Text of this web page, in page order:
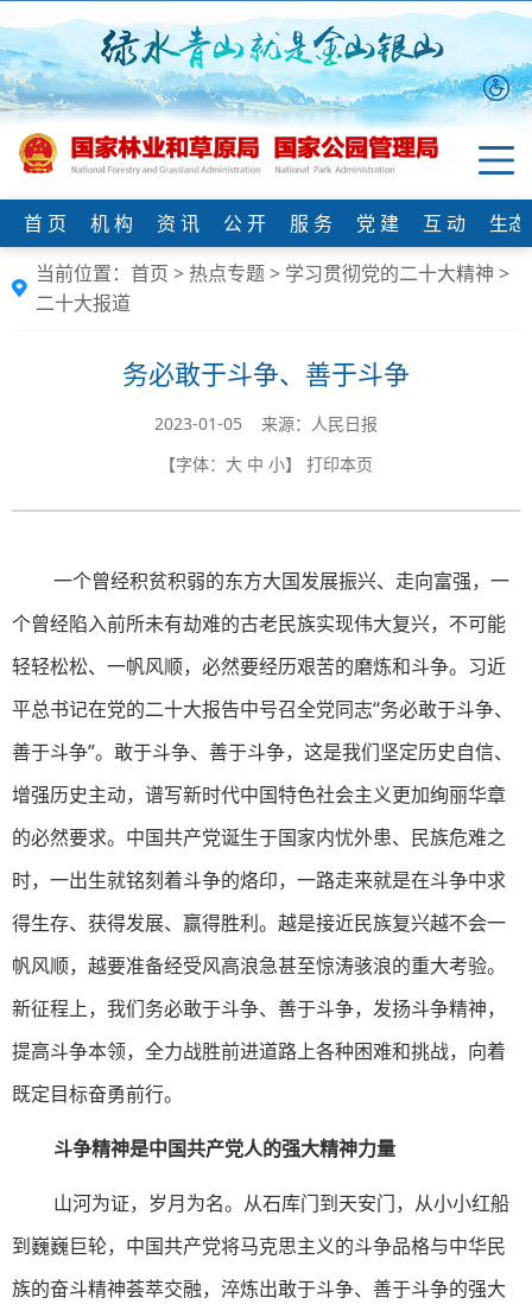
首 页 机 构 资 讯 公 开 服 务 党 建 互 动
生
当前位置： 首页 > 热点专题> 学习贯彻党的二十大精神 >
二十大报道
务必敢于斗争、善于斗争
2023-01-05 来源：人民日报
【字体： 大 中 小】 打印本页
一个曾经积贫积弱的东方大国发展振兴、走向富强，一
个曾经陷入前所未有劫难的古老民族实现伟大复兴，不可能
轻轻松松、一帆风顺，必然要经历艰苦的磨炼和斗争。习近
平总书记在党的二十大报告中号召全党同志“务必敢于斗争、
善于斗争”。敢于斗争、善于斗争，这是我们坚定历史自信、
增强历史主动，谱写新时代中国特色社会主义更加绚丽华章
的必然要求。中国共产党诞生于国家内忧外患、民族危难之
时，一出生就铭刻着斗争的烙印，一路走来就是在斗争中求
得生存、获得发展、赢得胜利。越是接近民族复兴越不会一
帆风顺，越要准备经受风高浪急甚至惊涛骇浪的重大考验。
新征程上，我们务必敢于斗争、善于斗争，发扬斗争精神，
提高斗争本领，全力战胜前进道路上各种困难和挑战，向着
既定目标奋勇前行。
斗争精神是中国共产党人的强大精神力量
山河为证，岁月为名。从石库门到天安门，从小小红船
到巍巍巨轮，中国共产党将马克思主义的斗争品格与中华民
族的奋斗精神荟萃交融，淬炼出敢于斗争、善于斗争的强大